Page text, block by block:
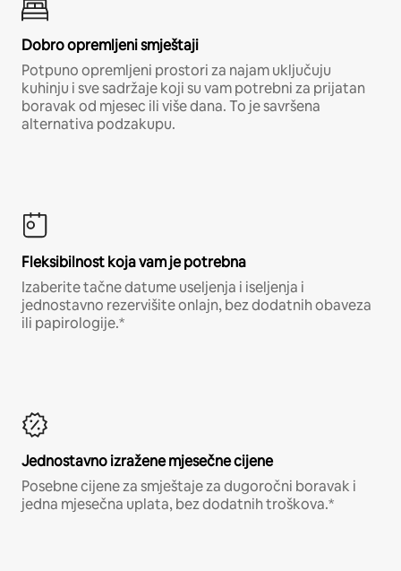
Dobro opremljeni smještaji
Potpuno opremljeni prostori za najam uključuju
kuhinju i sve sadržaje koji su vam potrebni za prijatan
boravak od mjesec ili više dana. To je savršena
alternativa podzakupu.
Fleksibilnost koja vam je potrebna
Izaberite tačne datume useljenja i iseljenja i
jednostavno rezervišite onlajn, bez dodatnih obaveza
ili papirologije.*
Jednostavno izražene mjesečne cijene
Posebne cijene za smještaje za dugoročni boravak i
jedna mjesečna uplata, bez dodatnih troškova.*